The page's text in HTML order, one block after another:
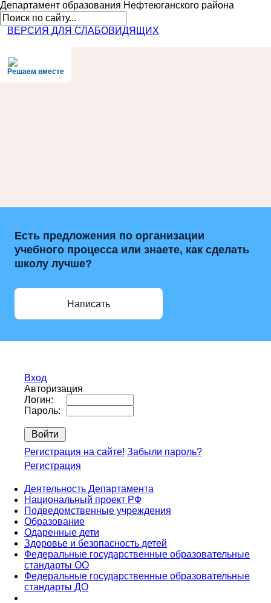
Департамент образования Нефтеюганского района
ВЕРСИЯ ДЛЯ СЛАБОВИДЯЩИХ
Решаем вместе
Есть предложения по организации
учебного процесса или знаете, как сделать
школу лучше?
Написать
Вход
Авторизация
Логин:
Пароль:
Регистрация на сайте! Забыли пароль?
Регистрация
Деятельность Департамента
Национальный проект РФ
Подведомственные учреждения
Образование
Одаренные дети
Здоровье и безопасность детей
Федеральные государственные образовательные
стандарты ОО
Федеральные государственные образовательные
стандарты ДО